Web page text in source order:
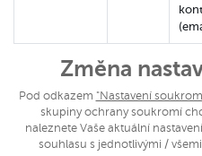
Změna
Pod odkazem "Nastavení
skupiny ochrany soukromí
naleznete Vaše aktuální
souhlasu s jednotlivými /